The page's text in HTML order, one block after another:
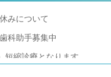
みについて
科助手募集中
短縮診療となります。